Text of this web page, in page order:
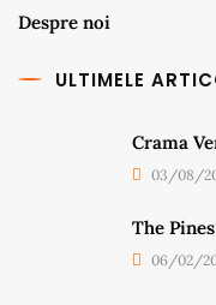
Despre noi
ULTIMELE
Crama
03/08/
The
06/02/